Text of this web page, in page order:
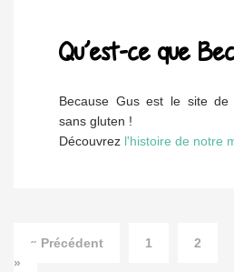
Qu’est-ce que
Because Gus est le site de
sans gluten !
Découvrez l'histoire de notre
« Précédent 1 2
»